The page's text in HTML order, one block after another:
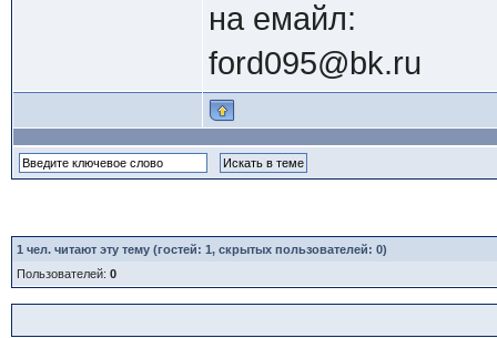
на емайл:
ford095@bk.ru
1 чел. читают эту тему (гостей: 1, скрытых пользователей: 0)
Пользователей: 0